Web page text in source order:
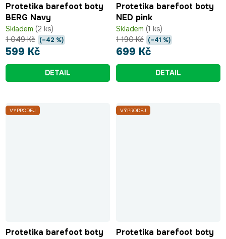
Protetika barefoot boty
BERG Navy
Skladem (2 ks)
599 Kč
1 049 Kč (–42 %)
DETAIL
Protetika barefoot boty
NED pink
Skladem (1 ks)
699 Kč
1 190 Kč (–41 %)
DETAIL
VÝPRODEJ
Protetika barefoot boty
VÝPRODEJ
Protetika barefoot boty